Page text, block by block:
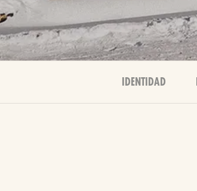
IDENTIDAD